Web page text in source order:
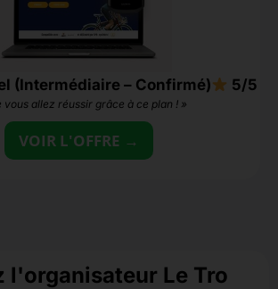
(Intermédiaire – Confirmé) 5/5
vous allez réussir grâce à ce plan ! »
VOIR L'OFFRE →
l'organisateur Le Tro